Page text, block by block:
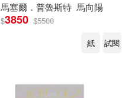
馬塞爾 ． 普魯斯特 馬向陽
$3850 $5500
紙
試閱